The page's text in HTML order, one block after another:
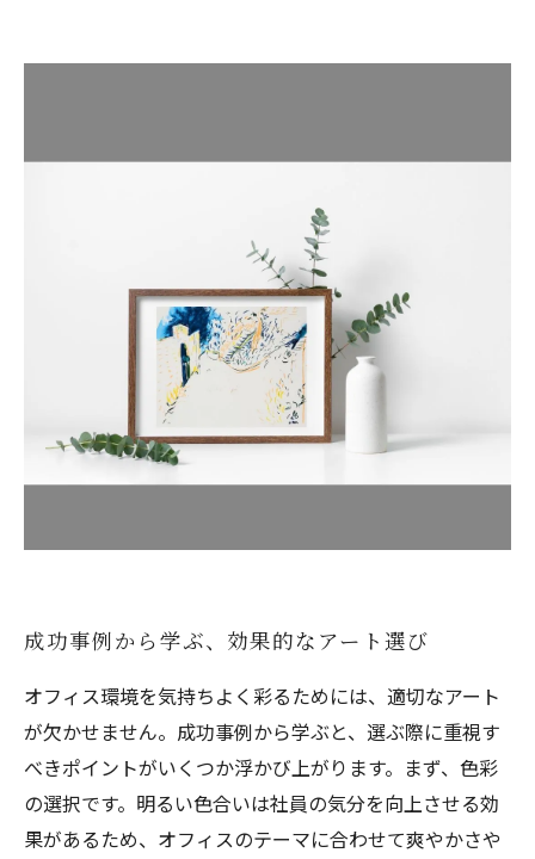
成功事例から学ぶ、効果的なアート選び
オフィス環境を気持ちよく彩るためには、適切なアート
が欠かせません。成功事例から学ぶと、選ぶ際に重視す
べきポイントがいくつか浮かび上がります。まず、色彩
の選択です。明るい色合いは社員の気分を向上させる効
果があるため、オフィスのテーマに合わせて爽やかさや